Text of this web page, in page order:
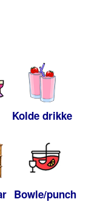
Kolde drikke
Bowle/punch